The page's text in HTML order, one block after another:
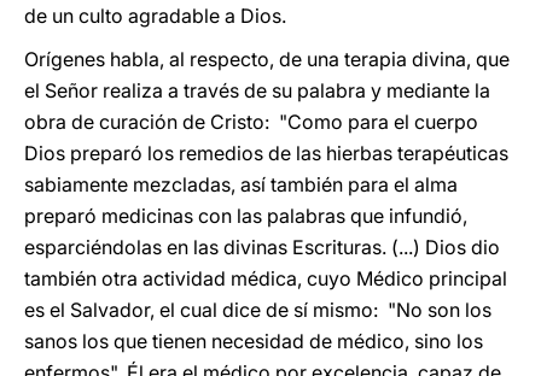
de un culto agradable a Dios.
Orígenes habla, al respecto, de una terapia divina, que
el Señor realiza a través de su palabra y mediante la
obra de curación de Cristo: "Como para el cuerpo
Dios preparó los remedios de las hierbas terapéuticas
sabiamente mezcladas, así también para el alma
preparó medicinas con las palabras que infundió,
esparciéndolas en las divinas Escrituras. (...) Dios dio
también otra actividad médica, cuyo Médico principal
es el Salvador, el cual dice de sí mismo: "No son los
sanos los que tienen necesidad de médico, sino los